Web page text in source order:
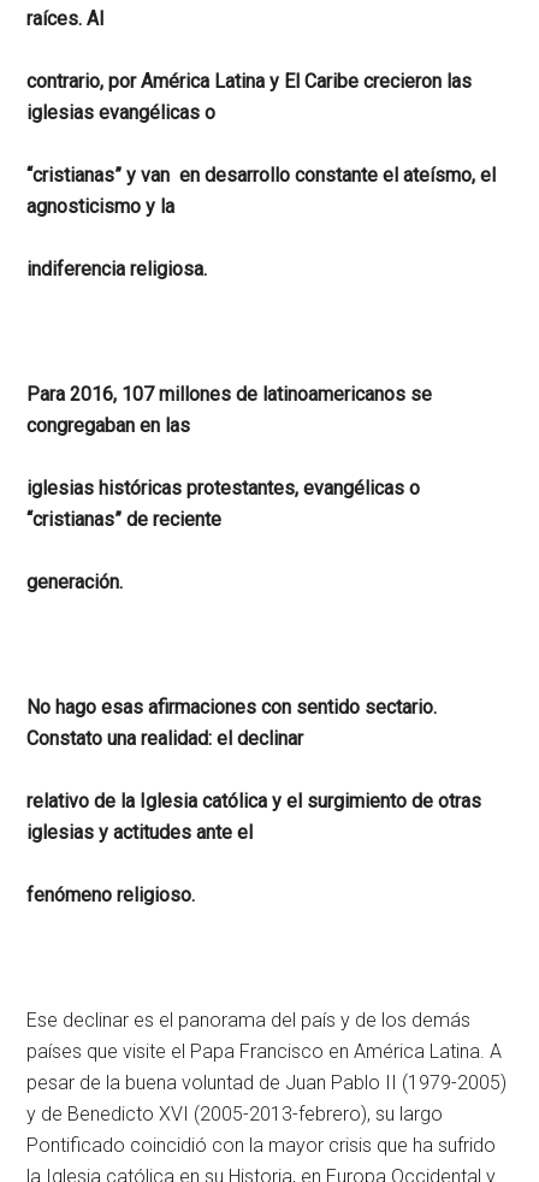
raíces. Al
contrario, por América Latina y El Caribe crecieron las
iglesias evangélicas o
“cristianas” y van en desarrollo constante el ateísmo, el
agnosticismo y la
indiferencia religiosa.
Para 2016, 107 millones de latinoamericanos se
congregaban en las
iglesias históricas protestantes, evangélicas o
“cristianas” de reciente
generación.
No hago esas afirmaciones con sentido sectario.
Constato una realidad: el declinar
relativo de la Iglesia católica y el surgimiento de otras
iglesias y actitudes ante el
fenómeno religioso.
Ese declinar es el panorama del país y de los demás
países que visite el Papa Francisco en América Latina. A
pesar de la buena voluntad de Juan Pablo II (1979-2005)
y de Benedicto XVI (2005-2013-febrero), su largo
Pontificado coincidió con la mayor crisis que ha sufrido
la Iglesia católica en su Historia, en Europa Occidental y